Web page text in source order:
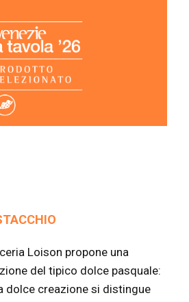
Loison propone una
del tipico dolce pasquale:
dolce creazione si distingue